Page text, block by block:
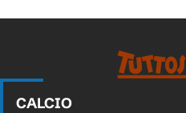
CALCIO